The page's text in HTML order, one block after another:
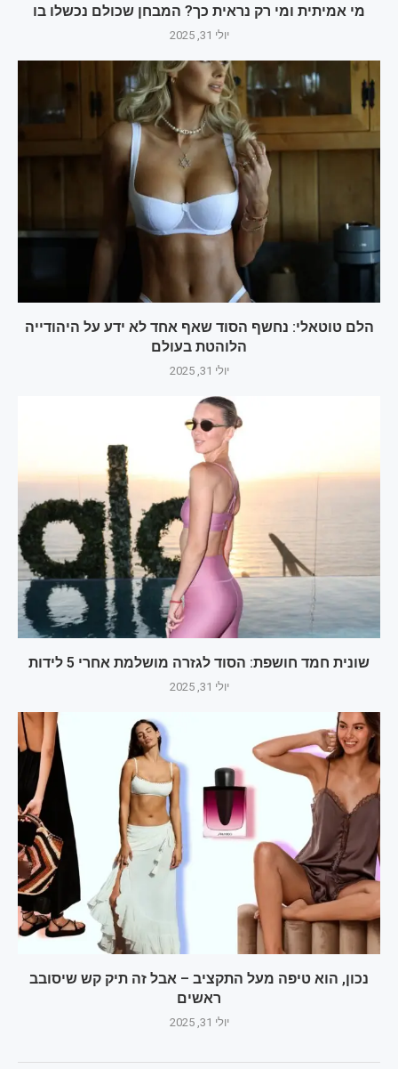
מי אמיתית ומי רק נראית כך? המבחן שכולם נכשלו בו
יולי 31, 2025
הלם טוטאלי: נחשף הסוד שאף אחד לא ידע על היהודייה
הלוהטת בעולם‎
יולי 31, 2025
שונית חמד חושפת: הסוד לגזרה מושלמת אחרי 5 לידות
יולי 31, 2025
נכון, הוא טיפה מעל התקציב – אבל זה תיק קש שיסובב
ראשים
יולי 31, 2025